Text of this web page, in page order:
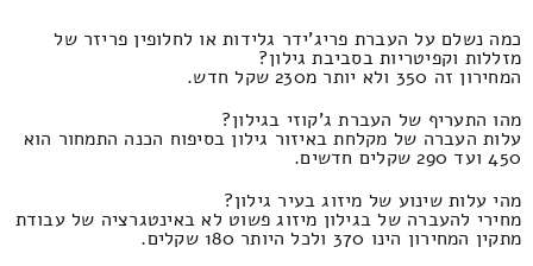
כמה נשלם על העברת פריג'ידר גלידות או לחלופין פריזר של
מזללות וקפיטריות בסביבת גילון?
המחירון זה 350 ולא יותר מ230 שקל חדש.
מהו התעריף של העברת ג'קוזי בגילון?
עלות העברה של מקלחת באיזור גילון בסיפוח הכנה התמחור הוא
450 ועד 290 שקלים חדשים.
מהי עלות שינוע של מיזוג בעיר גילון?
מחירי להעברה של בגילון מיזוג פשוט לא באינטגרציה של עבודת
מתקין המחירון הינו 370 ולכל היותר 180 שקלים.